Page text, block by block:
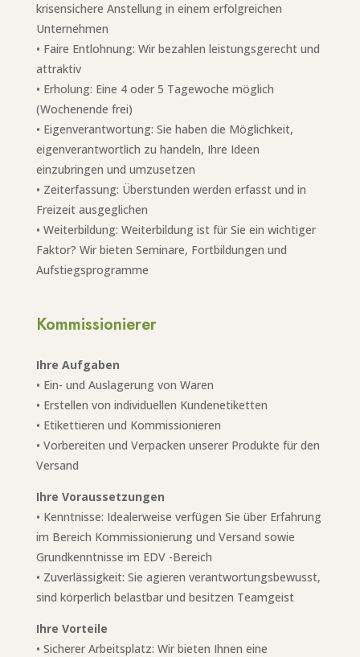
krisensichere Anstellung in einem erfolgreichen
Unternehmen
• Faire Entlohnung: Wir bezahlen leistungsgerecht und
attraktiv
• Erholung: Eine 4 oder 5 Tagewoche möglich
(Wochenende frei)
• Eigenverantwortung: Sie haben die Möglichkeit,
eigenverantwortlich zu handeln, Ihre Ideen
einzubringen und umzusetzen
• Zeiterfassung: Überstunden werden erfasst und in
Freizeit ausgeglichen
• Weiterbildung: Weiterbildung ist für Sie ein wichtiger
Faktor? Wir bieten Seminare, Fortbildungen und
Aufstiegsprogramme
Kommissionierer
Ihre Aufgaben
• Ein- und Auslagerung von Waren
• Erstellen von individuellen Kundenetiketten
• Etikettieren und Kommissionieren
• Vorbereiten und Verpacken unserer Produkte für den
Versand
Ihre Voraussetzungen
• Kenntnisse: Idealerweise verfügen Sie über Erfahrung
im Bereich Kommissionierung und Versand sowie
Grundkenntnisse im EDV -Bereich
• Zuverlässigkeit: Sie agieren verantwortungsbewusst,
sind körperlich belastbar und besitzen Teamgeist
Ihre Vorteile
• Sicherer Arbeitsplatz: Wir bieten Ihnen eine